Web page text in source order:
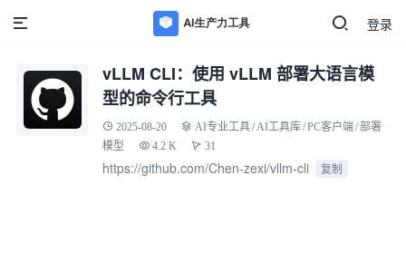
登录
vLLM CLI：使用 vLLM 部署大语言模
型的命令行工具
2025-08-20 AI专业工具/ AI工具库/PC客户端/部署
模型
4.2 K 31
https://github.com/Chen-zexi/vllm-cli 复制